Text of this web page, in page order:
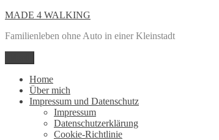
Zum
springen
MADE 4 WALKING
Familienleben ohne Auto in einer Kleinstadt
Home
Über mich
Impressum und Datenschutz
Impressum
Datenschutzerklärung
Cookie-Richtlinie